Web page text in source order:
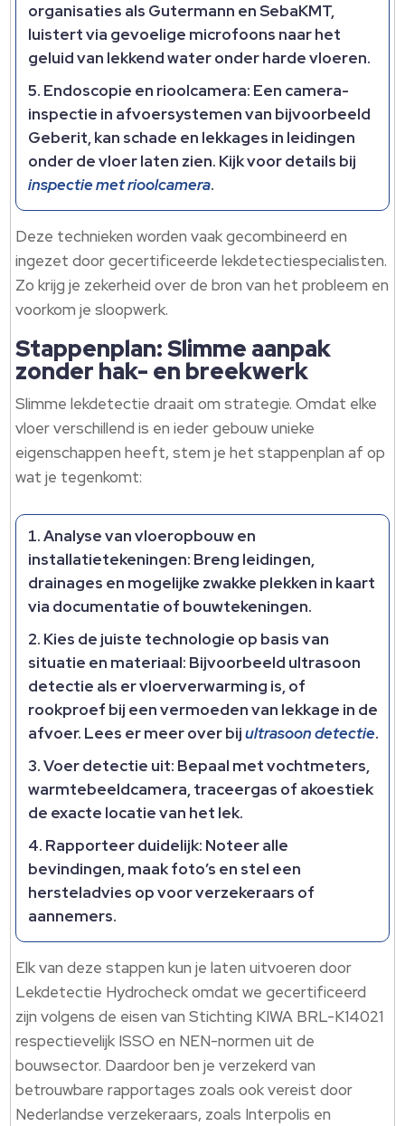
organisaties als Gutermann en SebaKMT,
luistert via gevoelige microfoons naar het
geluid van lekkend water onder harde vloeren.
Endoscopie en rioolcamera: Een camera-
inspectie in afvoersystemen van bijvoorbeeld
Geberit, kan schade en lekkages in leidingen
onder de vloer laten zien. Kijk voor details bij
inspectie met rioolcamera.
Deze technieken worden vaak gecombineerd en
ingezet door gecertificeerde lekdetectiespecialisten.
Zo krijg je zekerheid over de bron van het probleem en
voorkom je sloopwerk.
Stappenplan: Slimme aanpak
zonder hak- en breekwerk
Slimme lekdetectie draait om strategie. Omdat elke
vloer verschillend is en ieder gebouw unieke
eigenschappen heeft, stem je het stappenplan af op
wat je tegenkomt:
Analyse van vloeropbouw en
installatietekeningen: Breng leidingen,
drainages en mogelijke zwakke plekken in kaart
via documentatie of bouwtekeningen.
Kies de juiste technologie op basis van
situatie en materiaal: Bijvoorbeeld ultrasoon
detectie als er vloerverwarming is, of
rookproef bij een vermoeden van lekkage in de
afvoer. Lees er meer over bijultrasoon detectie.
Voer detectie uit: Bepaal met vochtmeters,
warmtebeeldcamera, traceergas of akoestiek
de exacte locatie van het lek.
Rapporteer duidelijk: Noteer alle
bevindingen, maak foto’s en stel een
hersteladvies op voor verzekeraars of
aannemers.
Elk van deze stappen kun je laten uitvoeren door
Lekdetectie Hydrocheck omdat we gecertificeerd
zijn volgens de eisen van Stichting KIWA BRL-K14021
respectievelijk ISSO en NEN-normen uit de
bouwsector. Daardoor ben je verzekerd van
betrouwbare rapportages zoals ook vereist door
Nederlandse verzekeraars, zoals Interpolis en